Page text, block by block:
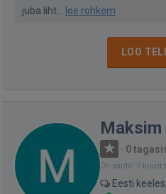
juba liht...
loe rohkem
LOO
Maksim
· 0
Oli saidil: 7 kuud
Eesti